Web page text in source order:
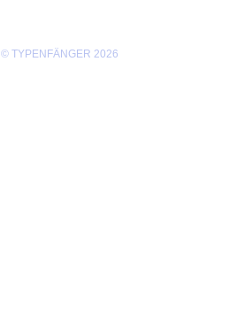
© TYPENFÄNGER 2026